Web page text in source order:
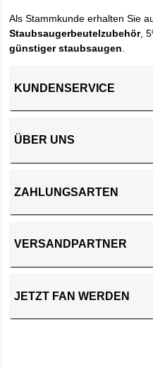
Als Stammkunde erhalten Sie
Staubsaugerbeutelzubehör,
günstiger staubsaugen
KUNDENSERVICE
ÜBER UNS
ZAHLUNGSARTEN
VERSANDPARTNER
JETZT FAN WERDEN